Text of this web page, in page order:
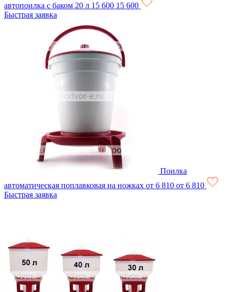
автопоилка с баком 20 л 15 600 15 600
Быстрая заявка
Поилка
автоматическая поплавковая на ножках от 6 810 от 6 810
Быстрая заявка